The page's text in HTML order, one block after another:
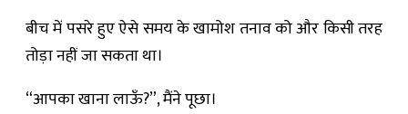
बीच में पसरे हुए ऐसे समय के खामोश तनाव को और किसी तरह
तोड़ा नहीं जा सकता था।
“आपका खाना लाऊँ?”, मैंने पूछा।